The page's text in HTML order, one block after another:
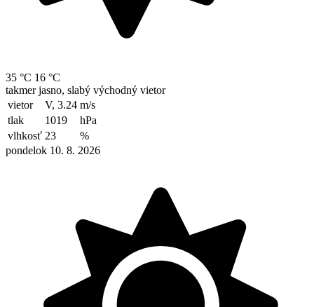
35 °C 16 °C
takmer jasno, slabý východný vietor
vietor
V, 3.24 m/s
tlak
1019
hPa
vlhkosť 23
%
pondelok 10. 8. 2026